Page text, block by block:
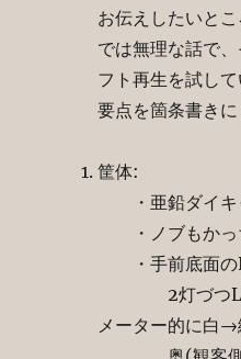
お伝えしたいと
では無理な話で
フト再生を試し
要点を箇条書き
筐体:
・亜鉛ダイキ
・ノブもかっ
・手前底面の
2灯づつL/Rの
メーター的に白